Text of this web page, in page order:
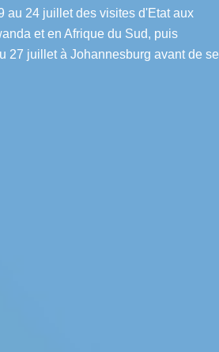
au 24 juillet des visites d'Etat aux
et en Afrique du Sud, puis
27 juillet à Johannesburg avant de se